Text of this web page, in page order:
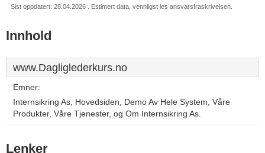
Sist oppdatert: 28.04.2026 . Estimert data, vennligst les ansvarsfraskrivelsen.
Innhold
www.Dagliglederkurs.no
Emner:
Internsikring As, Hovedsiden, Demo Av Hele System, Våre
Produkter, Våre Tjenester, og Om Internsikring As.
Lenker